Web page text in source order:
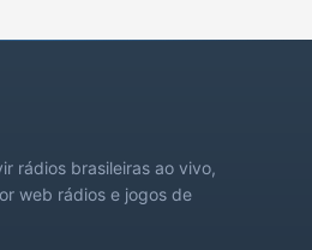
rádios brasileiras ao vivo,
web rádios e jogos de